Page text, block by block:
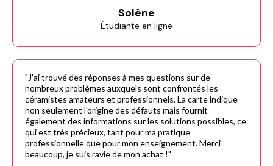
Solène
Étudiante en ligne
"J'ai trouvé des réponses à mes questions sur de
nombreux problèmes auxquels sont confrontés les
céramistes amateurs et professionnels. La carte indique
non seulement l'origine des défauts mais fournit
également des informations sur les solutions possibles, ce
qui est très précieux, tant pour ma pratique
professionnelle que pour mon enseignement. Merci
beaucoup, je suis ravie de mon achat !"